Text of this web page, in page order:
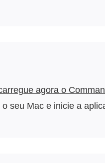
agora o
o seu Mac e inicie a